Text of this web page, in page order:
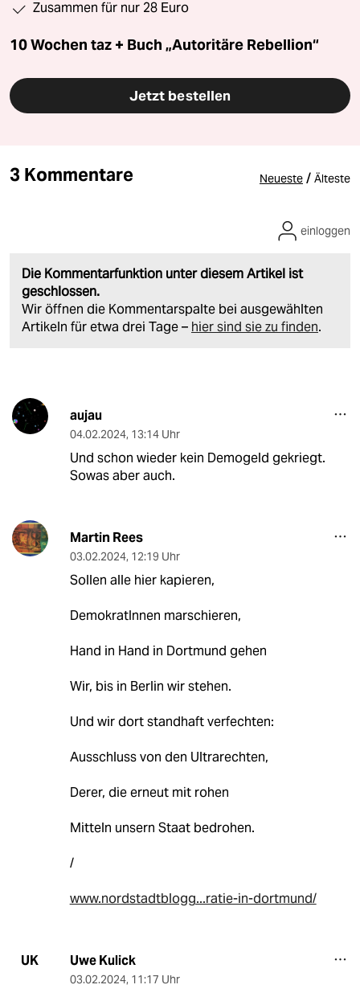
Zusammen für nur 28 Euro
10 Wochen taz + Buch „Autoritäre Rebellion“
Jetzt bestellen
3 Kommentare Neueste / Älteste
Die Kommentarfunktion unter diesem Artikel ist
geschlossen.
Wir öffnen die Kommentarspalte bei ausgewählten
Artikeln für etwa drei Tage – hier sind sie zu finden.
einloggen
aujau
04.02.2024, 13:14 Uhr
Und schon wieder kein Demogeld gekriegt.
Sowas aber auch.
Martin Rees
03.02.2024, 12:19 Uhr
Sollen alle hier kapieren,
DemokratInnen marschieren,
Hand in Hand in Dortmund gehen
Wir, bis in Berlin wir stehen.
Und wir dort standhaft verfechten:
Ausschluss von den Ultrarechten,
Derer, die erneut mit rohen
Mitteln unsern Staat bedrohen.
/
www.nordstadtblogg...ratie-in-dortmund/
UK Uwe Kulick
03.02.2024, 11:17 Uhr